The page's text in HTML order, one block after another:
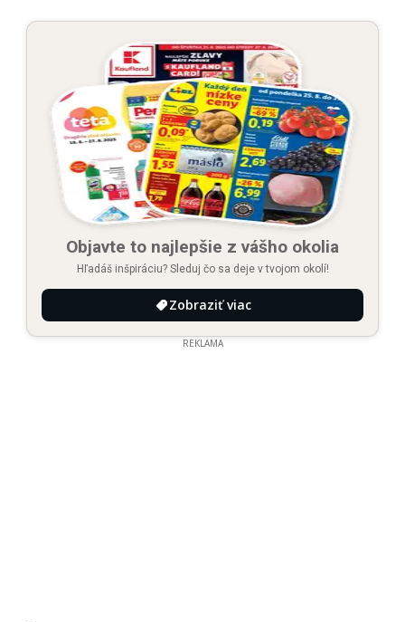
Objavte to najlepšie z vášho okolia
Hľadáš inšpiráciu? Sleduj čo sa deje v tvojom okolí!
Zobraziť viac
REKLAMA